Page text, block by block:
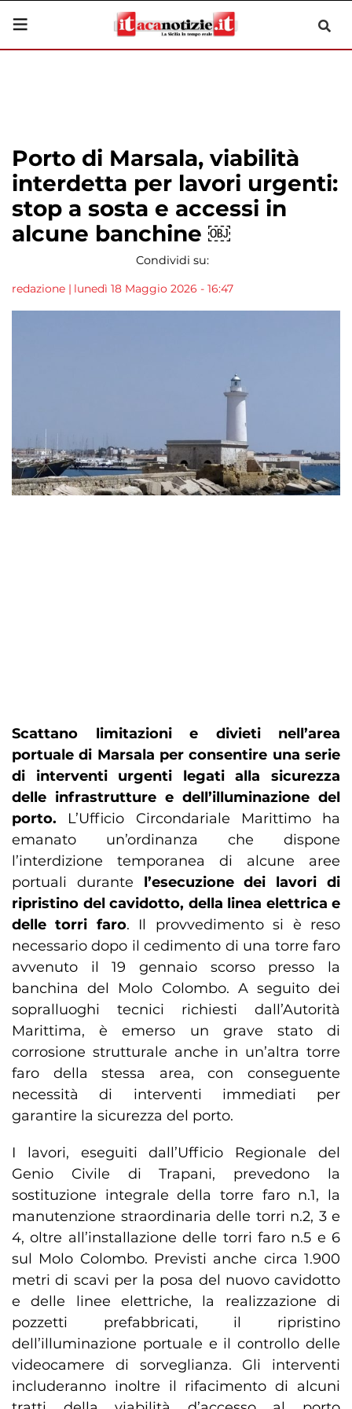
Porto di Marsala, viabilità
interdetta per lavori urgenti:
stop a sosta e accessi in
alcune banchine ￼
Condividi su:
redazione | lunedì 18 Maggio 2026 - 16:47
Scattano limitazioni e divieti nell’area
portuale di Marsala per consentire una serie
di interventi urgenti legati alla sicurezza
delle infrastrutture e dell’illuminazione del
porto. L’Ufficio Circondariale Marittimo ha
emanato un’ordinanza che dispone
l’interdizione temporanea di alcune aree
portuali durante l’esecuzione dei lavori di
ripristino del cavidotto, della linea elettrica e
delle torri faro. Il provvedimento si è reso
necessario dopo il cedimento di una torre faro
avvenuto il 19 gennaio scorso presso la
banchina del Molo Colombo. A seguito dei
sopralluoghi tecnici richiesti dall’Autorità
Marittima, è emerso un grave stato di
corrosione strutturale anche in un’altra torre
faro della stessa area, con conseguente
necessità di interventi immediati per
garantire la sicurezza del porto.
I lavori, eseguiti dall’Ufficio Regionale del
Genio Civile di Trapani, prevedono la
sostituzione integrale della torre faro n.1, la
manutenzione straordinaria delle torri n.2, 3 e
4, oltre all’installazione delle torri faro n.5 e 6
sul Molo Colombo. Previsti anche circa 1.900
metri di scavi per la posa del nuovo cavidotto
e delle linee elettriche, la realizzazione di
pozzetti prefabbricati, il ripristino
dell’illuminazione portuale e il controllo delle
videocamere di sorveglianza. Gli interventi
includeranno inoltre il rifacimento di alcuni